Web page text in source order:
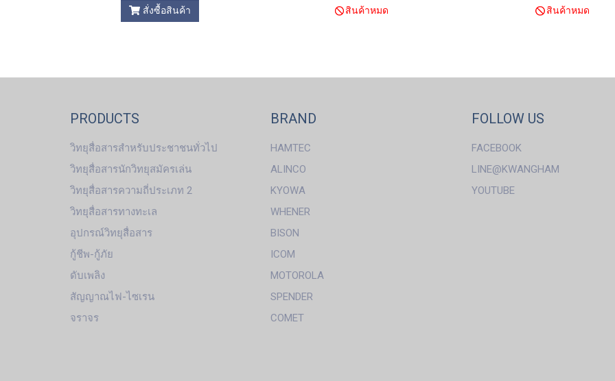
สั่งซื้อสินค้า สินค้าหมด สินค้าหมด
PRODUCTS
วิทยุสื่อสารสำหรับประชาชนทั่วไป
วิทยุสื่อสารนักวิทยุสมัครเล่น
วิทยุสื่อสารความถี่ประเภท 2
วิทยุสื่อสารทางทะเล
อุปกรณ์วิทยุสื่อสาร
กู้ชีพ-กู้ภัย
ดับเพลิง
สัญญาณไฟ-ไซเรน
จราจร
BRAND
HAMTEC
ALINCO
KYOWA
WHENER
BISON
ICOM
MOTOROLA
SPENDER
COMET
FOLLOW US
FACEBOOK
LINE@KWANGHAM
YOUTUBE